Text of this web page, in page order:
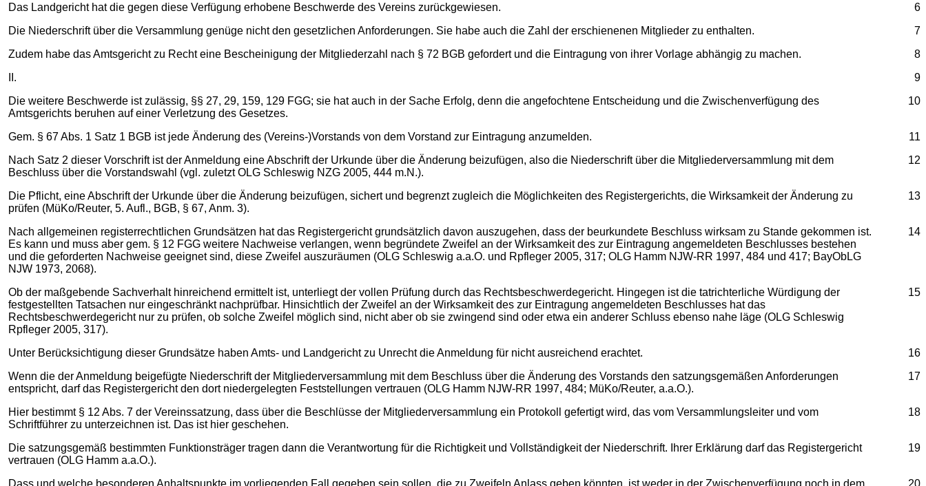
6
Das Landgericht hat die gegen diese Verfügung erhobene Beschwerde des Vereins zurückgewiesen.
7
Die Niederschrift über die Versammlung genüge nicht den gesetzlichen Anforderungen. Sie habe auch die Zahl der erschienenen Mitglieder zu enthalten.
8
Zudem habe das Amtsgericht zu Recht eine Bescheinigung der Mitgliederzahl nach § 72 BGB gefordert und die Eintragung von ihrer Vorlage abhängig zu machen.
9
II.
10
Die weitere Beschwerde ist zulässig, §§ 27, 29, 159, 129 FGG; sie hat auch in der Sache Erfolg, denn die angefochtene Entscheidung und die Zwischenverfügung des
Amtsgerichts beruhen auf einer Verletzung des Gesetzes.
11
Gem. § 67 Abs. 1 Satz 1 BGB ist jede Änderung des (Vereins-)Vorstands von dem Vorstand zur Eintragung anzumelden.
12
Nach Satz 2 dieser Vorschrift ist der Anmeldung eine Abschrift der Urkunde über die Änderung beizufügen, also die Niederschrift über die Mitgliederversammlung mit dem
Beschluss über die Vorstandswahl (vgl. zuletzt OLG Schleswig NZG 2005, 444 m.N.).
13
Die Pflicht, eine Abschrift der Urkunde über die Änderung beizufügen, sichert und begrenzt zugleich die Möglichkeiten des Registergerichts, die Wirksamkeit der Änderung zu
prüfen (MüKo/Reuter, 5. Aufl., BGB, § 67, Anm. 3).
14
Nach allgemeinen registerrechtlichen Grundsätzen hat das Registergericht grundsätzlich davon auszugehen, dass der beurkundete Beschluss wirksam zu Stande gekommen ist.
Es kann und muss aber gem. § 12 FGG weitere Nachweise verlangen, wenn begründete Zweifel an der Wirksamkeit des zur Eintragung angemeldeten Beschlusses bestehen
und die geforderten Nachweise geeignet sind, diese Zweifel auszuräumen (OLG Schleswig a.a.O. und Rpfleger 2005, 317; OLG Hamm NJW-RR 1997, 484 und 417; BayObLG
NJW 1973, 2068).
15
Ob der maßgebende Sachverhalt hinreichend ermittelt ist, unterliegt der vollen Prüfung durch das Rechtsbeschwerdegericht. Hingegen ist die tatrichterliche Würdigung der
festgestellten Tatsachen nur eingeschränkt nachprüfbar. Hinsichtlich der Zweifel an der Wirksamkeit des zur Eintragung angemeldeten Beschlusses hat das
Rechtsbeschwerdegericht nur zu prüfen, ob solche Zweifel möglich sind, nicht aber ob sie zwingend sind oder etwa ein anderer Schluss ebenso nahe läge (OLG Schleswig
Rpfleger 2005, 317).
16
Unter Berücksichtigung dieser Grundsätze haben Amts- und Landgericht zu Unrecht die Anmeldung für nicht ausreichend erachtet.
17
Wenn die der Anmeldung beigefügte Niederschrift der Mitgliederversammlung mit dem Beschluss über die Änderung des Vorstands den satzungsgemäßen Anforderungen
entspricht, darf das Registergericht den dort niedergelegten Feststellungen vertrauen (OLG Hamm NJW-RR 1997, 484; MüKo/Reuter, a.a.O.).
18
Hier bestimmt § 12 Abs. 7 der Vereinssatzung, dass über die Beschlüsse der Mitgliederversammlung ein Protokoll gefertigt wird, das vom Versammlungsleiter und vom
Schriftführer zu unterzeichnen ist. Das ist hier geschehen.
19
Die satzungsgemäß bestimmten Funktionsträger tragen dann die Verantwortung für die Richtigkeit und Vollständigkeit der Niederschrift. Ihrer Erklärung darf das Registergericht
vertrauen (OLG Hamm a.a.O.).
20
Dass und welche besonderen Anhaltspunkte im vorliegenden Fall gegeben sein sollen, die zu Zweifeln Anlass geben könnten, ist weder in der Zwischenverfügung noch in dem